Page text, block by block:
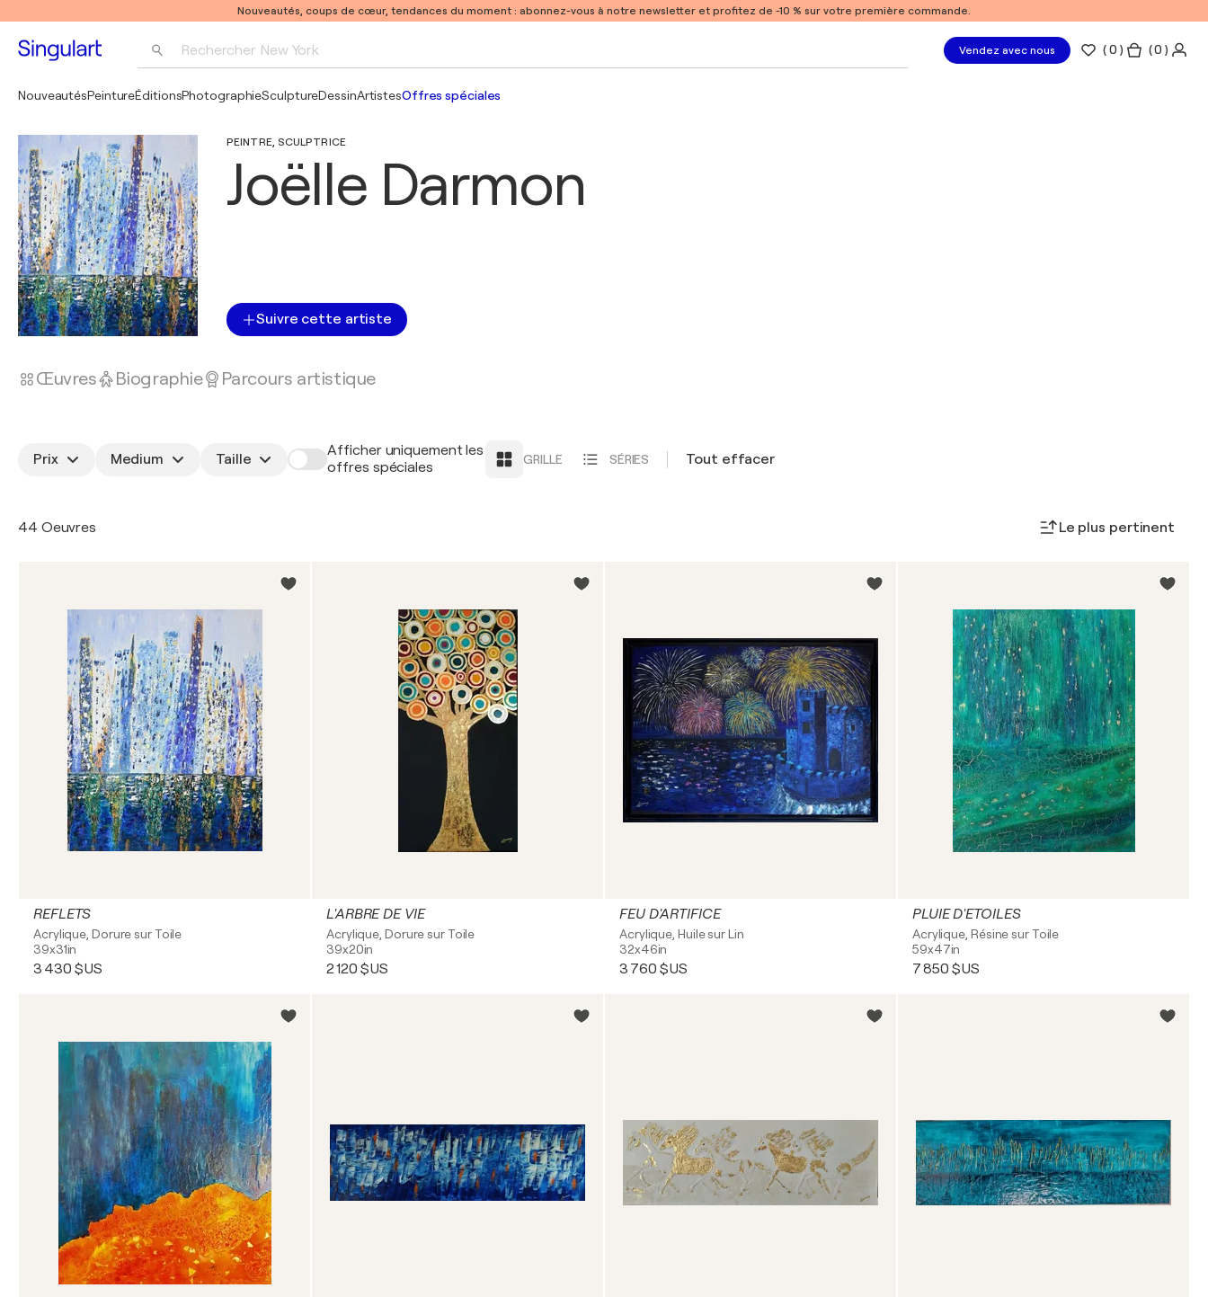
Nouveautés, coups de cœur, tendances du moment : abonnez-vous à notre newsletter et profitez de -10 % sur votre première commande.
Rechercher New York Vendez avec nous (0 ) ( 0 )
NouveautésPeintureÉditionsPhotographieSculptureDessinArtistesOffres spéciales
PEINTRE, SCULPTRICE
Joëlle Darmon
Suivre cette artiste
Œuvres Biographie Parcours artistique
Prix Medium Taille
Afficher uniquement les
offres spéciales
GRILLE SÉRIES Tout effacer
44 Oeuvres Le plus pertinent
REFLETS
Acrylique, Dorure sur Toile
39x31in
3 430 $US
L'ARBRE DE VIE
Acrylique, Dorure sur Toile
39x20in
2 120 $US
FEU D'ARTIFICE
Acrylique, Huile sur Lin
32x46in
3 760 $US
PLUIE D'ETOILES
Acrylique, Résine sur Toile
59x47in
7 850 $US